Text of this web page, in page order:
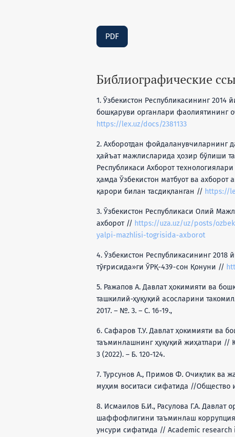
PDF
Библиографические
1. Ўзбекистон Республикасининг 2014
бошқаруви органлари фаолиятининг
https://lex.uz/docs/2381133
2. Ахборотдан фойдаланувчиларнинг
ҳайъат мажлисларида ҳозир бўлиши
Республикаси Ахборот
ҳамда Ўзбекистон матбуот ва ахборот
қарори билан тасдиқланган // https://
3. Ўзбекистон Республикаси Олий
ахборот // https://uza.uz/uz/posts/
yalpi-mazhlisi-togrisida-axborot
4. Ўзбекистон Республикасининг
тўғрисида»ги ЎРҚ-439-сон Қонуни //
5. Ражапов A. Давлат ҳокимияти ва
ташкилий-ҳуқуқий асосларини
2017. – №. 3. – С. 16-19.,
6. Сафаров Т.У. Давлат ҳокимияти ва
таъминлашнинг ҳуқуқий жиҳатлари //
3 (2022). – Б. 120-124.
7. Турсунов А., Примов Ф. Очиқлик ва
муҳим воситаси сифатида //Общество
8. Исмаилов Б.И., Расулова Г.А. Давлат
шаффофлигини таъминлаш
унсури сифатида // Academic research